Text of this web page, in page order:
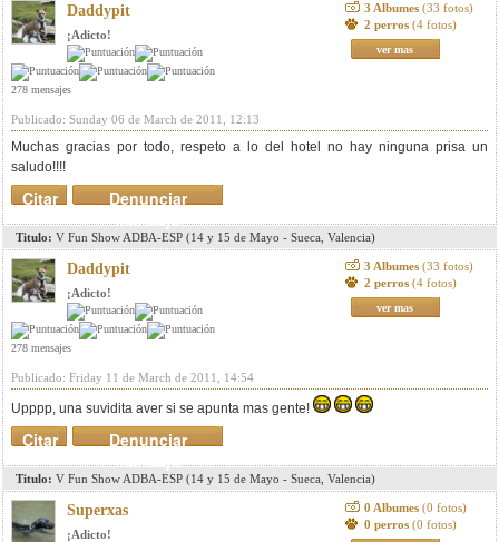
Daddypit
¡Adicto!
278 mensajes
3 Albumes (33 fotos)
2 perros (4 fotos)
ver mas
Publicado: Sunday 06 de March de 2011, 12:13
Muchas gracias por todo, respeto a lo del hotel no hay ninguna prisa un
saludo!!!!
Denunciar
mensaje
Citar
Titulo: V Fun Show ADBA-ESP (14 y 15 de Mayo - Sueca, Valencia)
Daddypit
¡Adicto!
278 mensajes
3 Albumes (33 fotos)
2 perros (4 fotos)
ver mas
Publicado: Friday 11 de March de 2011, 14:54
Upppp, una suvidita aver si se apunta mas gente!
Denunciar
mensaje
Citar
Titulo: V Fun Show ADBA-ESP (14 y 15 de Mayo - Sueca, Valencia)
Superxas
¡Adicto!
0 Albumes (0 fotos)
0 perros (0 fotos)